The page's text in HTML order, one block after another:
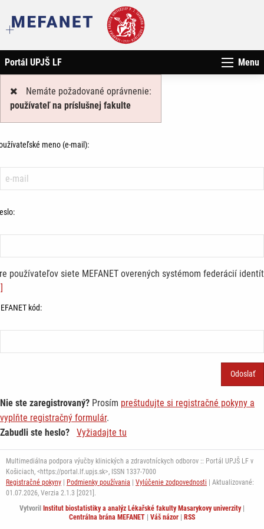
Portál UPJŠ LF Menu
Nemáte požadované oprávnenie:
používateľ na príslušnej fakulte
meno (e-mail):
používateľov siete MEFANET overených systémom federácií identít
kód:
Nie ste zaregistrovaný? Prosím preštudujte si registračné pokyny a
vyplňte registračný formulár.
Zabudli ste heslo?
Vyžiadajte tu
Multimediálna podpora výučby klinických a zdravotníckych odborov :: Portál UPJŠ LF v
Košiciach, <https://portal.lf.upjs.sk>, ISSN 1337-7000
Registračné pokyny
Podmienky používania Vylúčenie zodpovednosti | Aktualizované:
01.07.2026, Verzia 2.1.3 [2021].
Vytvoril
Institut biostatistiky a analýz Lékařské fakulty Masarykovy univerzity|
Centrálna brána MEFANET
Váš názor RSS